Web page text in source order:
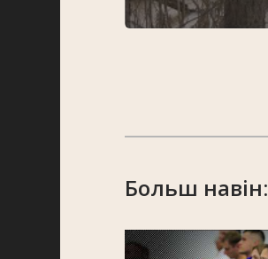
Больш навін: